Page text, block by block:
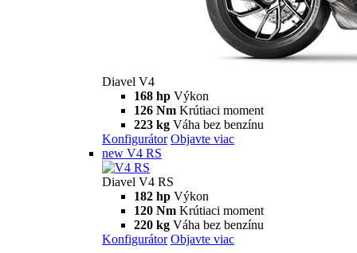
Diavel V4
168 hp Výkon
126 Nm Krútiaci moment
223 kg Váha bez benzínu
Konfigurátor Objavte viac
new V4 RS
Diavel V4 RS
182 hp Výkon
120 Nm Krútiaci moment
220 kg Váha bez benzínu
Konfigurátor Objavte viac